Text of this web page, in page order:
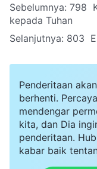
Sebelumnya: 798
kepada Tuhan
Selanjutnya: 803
Penderitaan
berhenti.
mendengar
kita, dan Dia
penderitaan.
kabar baik